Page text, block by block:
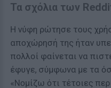
Τα σχόλια των
Η νύφη ρώτησε τους
αποχώρησή της ήταν
πολλοί φαίνεται να
έφυγε, σύμφωνα με τα
«Νομίζω ότι τέτοιες